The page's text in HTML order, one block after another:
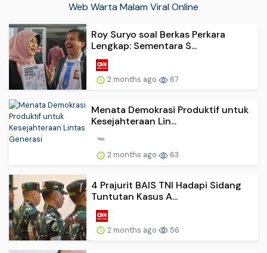
Web Warta Malam Viral Online
Roy Suryo soal Berkas Perkara
Lengkap: Sementara S...
2 months ago 67
Menata Demokrasi Produktif untuk
Kesejahteraan Lin...
2 months ago 63
4 Prajurit BAIS TNI Hadapi Sidang
Tuntutan Kasus A...
2 months ago 56